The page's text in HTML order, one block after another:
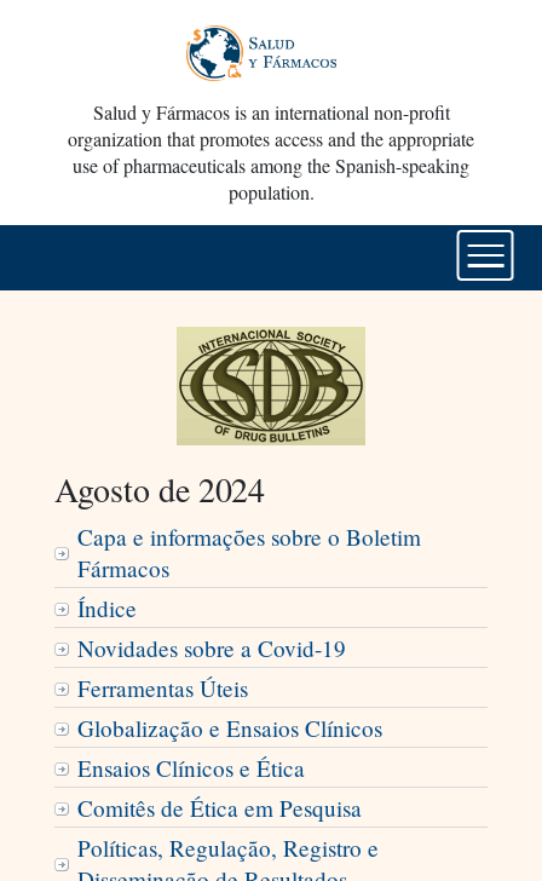
Salud y Fármacos is an international non-profit
organization that promotes access and the appropriate
use of pharmaceuticals among the Spanish-speaking
population.
Agosto de 2024
Capa e informações sobre o Boletim
Fármacos
Índice
Novidades sobre a Covid-19
Ferramentas Úteis
Globalização e Ensaios Clínicos
Ensaios Clínicos e Ética
Comitês de Ética em Pesquisa
Políticas, Regulação, Registro e